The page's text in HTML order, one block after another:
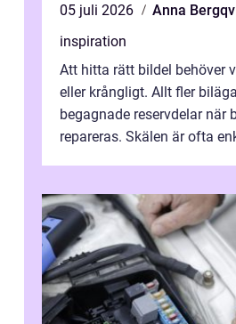
05 juli 2026
Anna
inspiration
Att hitta rätt bildel behöver
eller krångligt. Allt fler
begagnade reservdelar när
repareras. Skälen är ofta